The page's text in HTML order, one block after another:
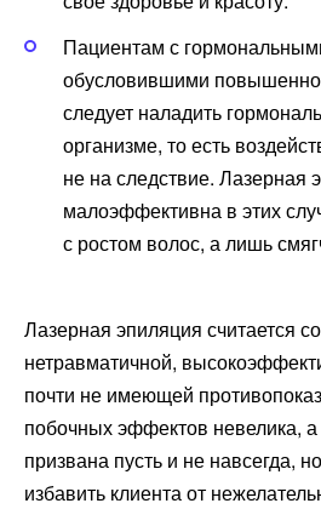
Пациентам с
обусловившими
следует наладить
организме, то есть
не на следствие. Лазерная
малоэффективна в этих
с ростом волос, а лишь
Лазерная эпиляция считается
нетравматичной,
почти не имеющей
побочных эффектов невелика,
призвана пусть и не навсегда,
избавить клиента от